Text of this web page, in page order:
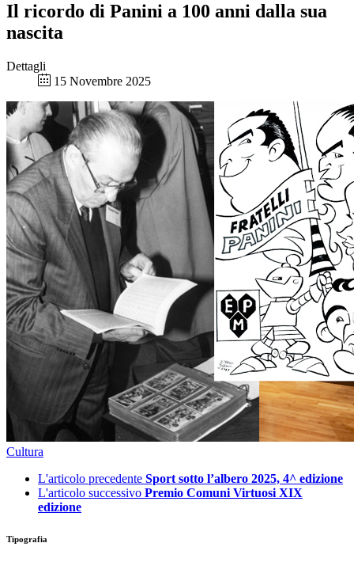
Il ricordo di Panini a 100 anni dalla sua
nascita
Dettagli
15 Novembre 2025
Cultura
L'articolo precedente Sport sotto l’albero 2025, 4^ edizione
L'articolo successivo Premio Comuni Virtuosi XIX
edizione
Tipografia